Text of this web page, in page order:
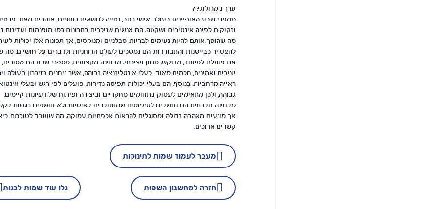
ערך נומרולוגי: 7
מספרי שבע מאופיינים בעולם אישי רחב, נטייה לנושאים רוחניים, אוהבים מאוד
וזקוקים לפינה אינטימית ושקטה. הם אנשים שניכרים בתכונות כמו מופנמות ועדינות
מה שהופך אותם להיות נעימים לבריות, סבלניים ומנומסים, אך תכונות אלו יכולות
להצטייר כביישנות והתבודדות. הם נמשכים לעולם הרוחניות ולדברים על חושיים, מה
את פועלם למיוחד, מבוקש, מגוון ויצירתי. מבחינה מקצועית, מספרי שבע הם מסורים,
יציבים ואמינים, חכמים מאוד ובעלי אינטליגנציה גבוהה, אשר ניחנים בזיכרון מעולה
ראייה מרחביות. בנוסף, הם בעלי יכולות תפיסה נדירות, פועלים לפי רגש ובעלי
גבוהה, ולכן מתאימים לעסוק בתחומים מחקריים וביצירה ופיתוח של רעיונות קיימים.
מבחינה חברתית הם נחשבים לטיפוסים שמתחברים באיטיות ולא חושפים רגשות
אך מונעים מאהבה גדולה ומסוגלים להראות אכפתיות עמוקה, מה שעובד לטובתם
קשרים ארוכים.
מעבר לעמוד שמות לתינוקות
חזרה למחשבון השמות גלו עוד שמות לבנות